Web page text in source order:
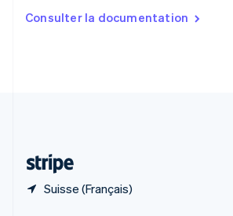
Consulter la documentation
Suisse (Français)
English